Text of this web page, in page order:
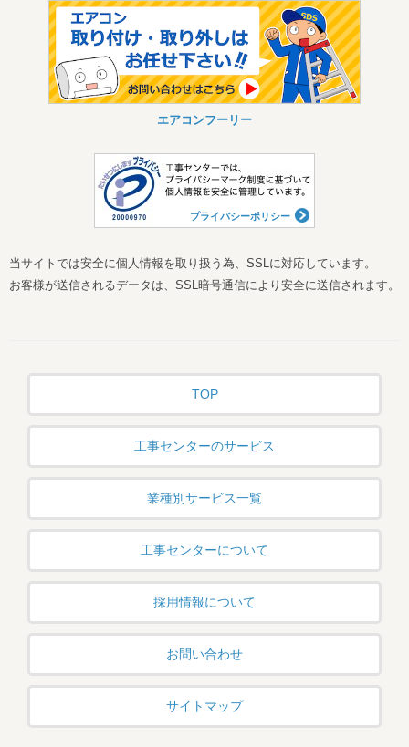
エアコンフーリー
プライバシーポリシー
当サイトでは安全に個人情報を取り扱う為、SSLに対応しています。
お客様が送信されるデータは、SSL暗号通信により安全に送信されます。
TOP
工事センターのサービス
業種別サービス一覧
工事センターについて
採用情報について
お問い合わせ
サイトマップ